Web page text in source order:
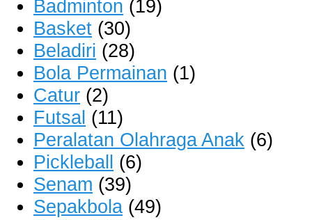
Badminton (19)
Basket (30)
Beladiri (28)
Bola Permainan (1)
Catur (2)
Futsal (11)
Peralatan Olahraga Anak (6)
Pickleball (6)
Senam (39)
Sepakbola (49)